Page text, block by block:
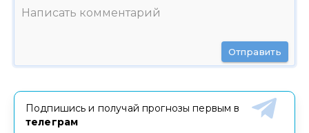
Отправить
Подпишись и получай прогнозы первым в
телеграм